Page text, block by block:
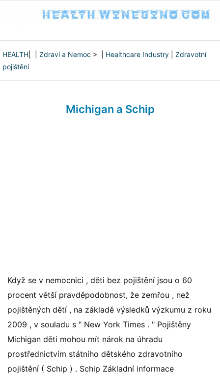
HEALTH Zdraví a Nemoc > | Healthcare Industry
Zdravotní
pojištění
Michigan a Schip
Když se v nemocnici , děti bez pojištění jsou o 60
procent větší pravděpodobnost, že zemřou , než
pojištěných dětí , na základě výsledků výzkumu z roku
2009 , v souladu s " New York Times . " Pojištěny
Michigan děti mohou mít nárok na úhradu
prostřednictvím státního dětského zdravotního
pojištění ( Schip ) . Schip Základní informace